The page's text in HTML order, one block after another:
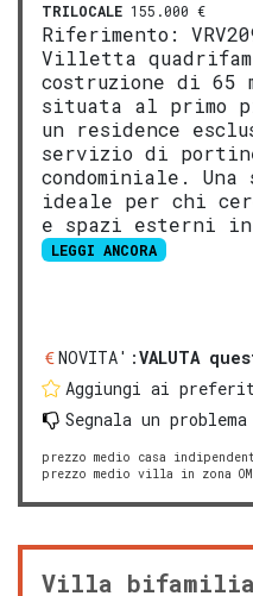
TRILOCALE 155.000 €
Riferimento:
Villetta
costruzione di 65
situata al primo
un residence
servizio di
condominiale. Una
ideale per chi
e spazi esterni
LEGGI ANCORA
NOVITA':VALUTA
Aggiungi ai
Segnala un problema
prezzo medio casa
prezzo medio villa in zona
Villa